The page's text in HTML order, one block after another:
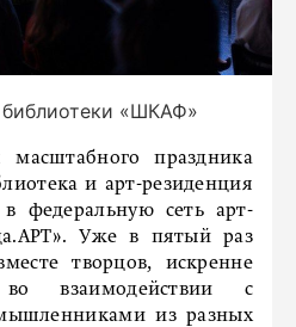
«ШКАФ»
праздника
и арт-резиденция
федеральную сеть арт-
Уже в пятый раз
творцов, искренне
во взаимодействии с
из разных